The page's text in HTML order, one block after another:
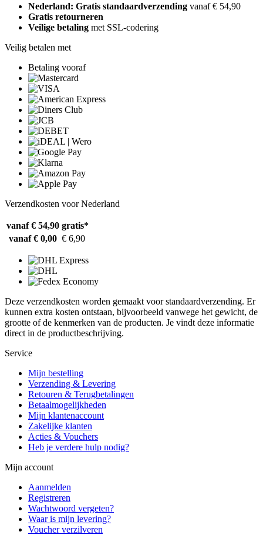
Nederland: Gratis standaardverzending vanaf € 54,90
Gratis retourneren
Veilige betaling met SSL-codering
Veilig betalen met
Betaling vooraf
Verzendkosten voor Nederland
vanaf € 54,90 gratis*
vanaf € 0,00 € 6,90
Deze verzendkosten worden gemaakt voor standaardverzending. Er
kunnen extra kosten ontstaan, bijvoorbeeld vanwege het gewicht, de
grootte of de kenmerken van de producten. Je vindt deze informatie
direct in de productbeschrijving.
Service
Mijn bestelling
Verzending & Levering
Retouren & Terugbetalingen
Betaalmogelijkheden
Mijn klantenaccount
Zakelijke klanten
Acties & Vouchers
Heb je verdere hulp nodig?
Mijn account
Aanmelden
Registreren
Wachtwoord vergeten?
Waar is mijn levering?
Voucher verzilveren